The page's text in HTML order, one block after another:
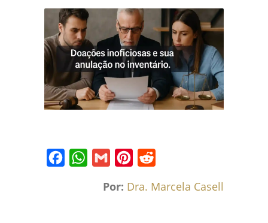
Por: Dra. Marcela Caselli